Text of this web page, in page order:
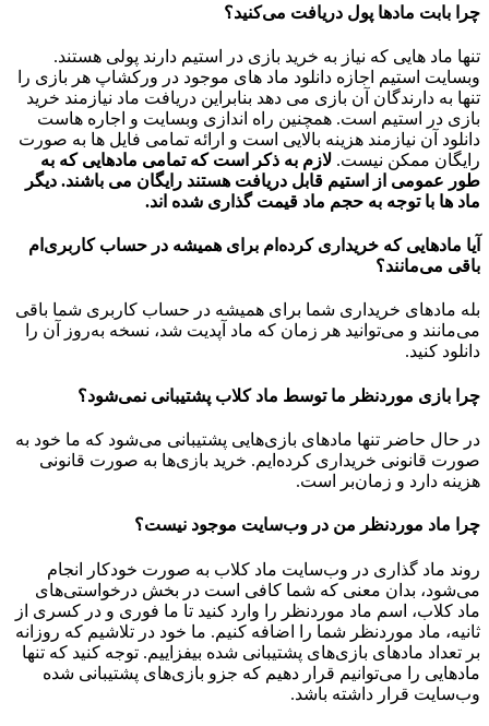
چرا بابت مادها پول دریافت می‌کنید؟
تنها ماد هایی که نیاز به خرید بازی در استیم دارند پولی هستند.
وبسایت استیم اجازه دانلود ماد های موجود در ورکشاپ هر بازی را
تنها به دارندگان آن بازی می دهد بنابراین دریافت ماد نیازمند خرید
بازی در استیم است. همچنین راه اندازی وبسایت و اجاره هاست
دانلود آن نیازمند هزینه بالایی است و ارائه تمامی فایل ها به صورت
رایگان ممکن نیست. لازم به ذکر است که تمامی مادهایی که به
طور عمومی از استیم قابل دریافت هستند رایگان می باشند. دیگر
ماد ها با توجه به حجم ماد قیمت گذاری شده اند.
آیا مادهایی که خریداری کرده‌ام برای همیشه در حساب‌ کاربری‌ام
باقی می‌مانند؟
بله مادهای خریداری شما برای همیشه در حساب کاربری شما باقی
می‌مانند و می‌توانید هر زمان که ماد آپدیت شد، نسخه به‌روز آن را
دانلود کنید.
چرا بازی موردنظر ما توسط ماد کلاب پشتیبانی نمی‌شود؟
در حال حاضر تنها مادهای بازی‌هایی پشتیبانی می‌شود که ما خود به
صورت قانونی خریداری کرده‌ایم. خرید بازی‌ها به صورت قانونی
هزینه دارد و زمان‌بر است.
چرا ماد موردنظر من در وب‌سایت موجود نیست؟
روند ماد گذاری در وب‌سایت ماد کلاب به صورت خودکار انجام
می‌شود، بدان معنی که شما کافی است در بخش درخواستی‌های
ماد کلاب، اسم ماد موردنظر را وارد کنید تا ما فوری و در کسری از
ثانیه، ماد موردنظر شما را اضافه کنیم. ما خود در تلاشیم که روزانه
بر تعداد مادهای بازی‌های پشتیبانی شده بیفزاییم. توجه کنید که تنها
مادهایی را می‌توانیم قرار دهیم که جزو بازی‌های پشتیبانی شده
وب‌سایت قرار داشته باشد.